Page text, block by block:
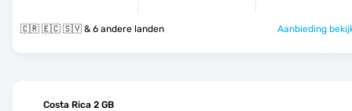
🇨🇷 🇪🇨 🇸🇻 & 6 andere landen Aanbieding
Costa Rica 2 GB